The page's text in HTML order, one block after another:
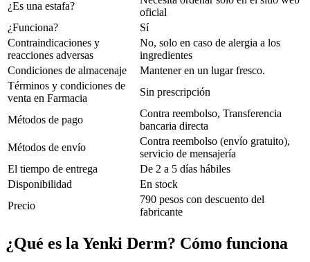
¿Es una estafa?
oficial
¿Funciona?
Sí
Contraindicaciones y
reacciones adversas
No, solo en caso de alergia a los
ingredientes
Condiciones de almacenaje
Mantener en un lugar fresco.
Términos y condiciones de
venta en Farmacia
Sin prescripción
Métodos de pago
Contra reembolso, Transferencia
bancaria directa
Métodos de envío
Contra reembolso (envío gratuito),
servicio de mensajería
El tiempo de entrega
De 2 a 5 días hábiles
Disponibilidad
En stock
Precio
790 pesos con descuento del
fabricante
¿Qué es la Yenki Derm? Cómo funciona